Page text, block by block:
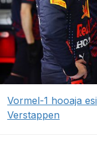
Vormel-1 hooaja
Verstappen